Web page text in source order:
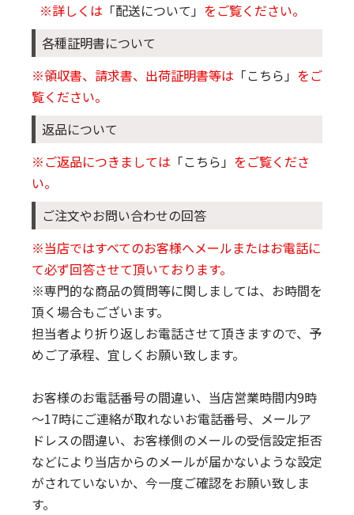
※詳しくは 「配送について」 をご覧ください。
各種証明書について
※領収書、請求書、出荷証明書等は 「こちら」 をご
覧ください。
返品について
※ご返品につきましては 「こちら」 をご覧くださ
い。
ご注文やお問い合わせの回答
※当店ではすべてのお客様へメールまたはお電話に
て必ず回答させて頂いております。
※専門的な商品の質問等に関しましては、お時間を
頂く場合もございます。
担当者より折り返しお電話させて頂きますので、予
めご了承程、宜しくお願い致します。
お客様のお電話番号の間違い、当店営業時間内9時
～17時にご連絡が取れないお電話番号、メールア
ドレスの間違い、お客様側のメールの受信設定拒否
などにより当店からのメールが届かないような設定
がされていないか、今一度ご確認をお願い致しま
す。